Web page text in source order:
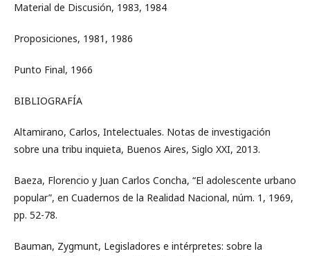
Material de Discusión, 1983, 1984
Proposiciones, 1981, 1986
Punto Final, 1966
BIBLIOGRAFÍA
Altamirano, Carlos, Intelectuales. Notas de investigación
sobre una tribu inquieta, Buenos Aires, Siglo XXI, 2013.
Baeza, Florencio y Juan Carlos Concha, “El adolescente urbano
popular”, en Cuadernos de la Realidad Nacional, núm. 1, 1969,
pp. 52-78.
Bauman, Zygmunt, Legisladores e intérpretes: sobre la